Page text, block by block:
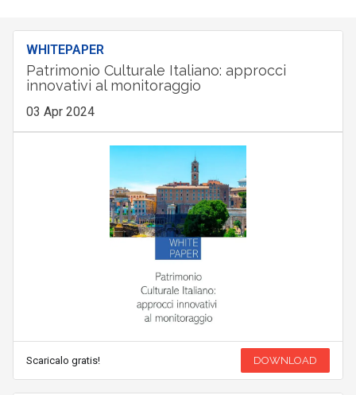
WHITEPAPER
Patrimonio Culturale Italiano: approcci
innovativi al monitoraggio
03 Apr 2024
Scaricalo gratis! DOWNLOAD